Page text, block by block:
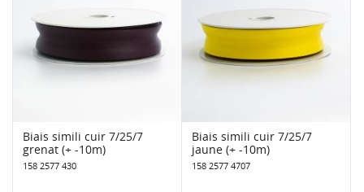
Biais simili cuir 7/25/7
grenat (+ -10m)
158 2577 430
Biais simili cuir 7/25/7
jaune (+ -10m)
158 2577 4707